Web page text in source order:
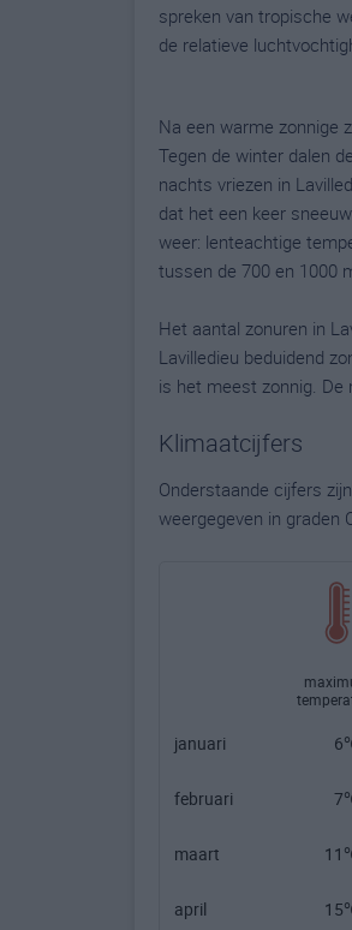
spreken van tropische
de relatieve
Na een warme zonnige
Tegen de winter dalen
nachts vriezen in
dat het een keer
weer: lenteachtige
tussen de 700 en 1000
Het aantal zonuren in
Lavilledieu beduidend
is het meest zonnig. De
Klimaatcijfers
Onderstaande cijfers
weergegeven in graden
januari
februari
maart
april